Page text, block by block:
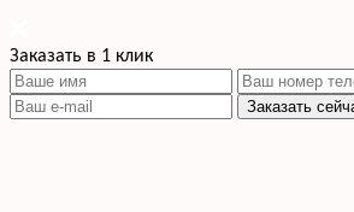
Заказать в 1 клик
Заказать